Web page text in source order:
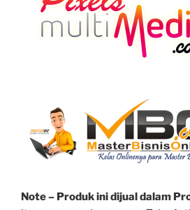
Note – Produk ini dijual dalam